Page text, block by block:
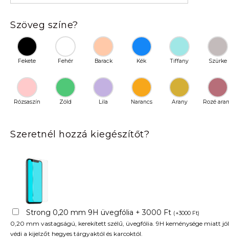
Szöveg színe?
Fekete Fehér Barack Kék Tiffany Szürke
Rózsaszín Zöld Lila Narancs Arany Rozé
Szeretnél hozzá kiegészítőt?
Strong 0,20 mm 9H üvegfólia + 3000 Ft (+3000 Ft)
0,20 mm vastagságú, kerekített szélű, üvegfólia. 9H keménysége miatt jól
védi a kijelzőt hegyes tárgyaktól és karcoktól.